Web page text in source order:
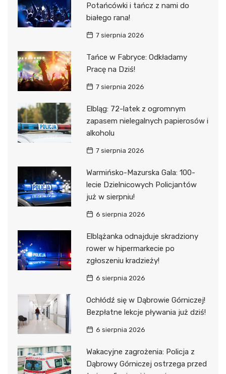
Potańcówki i tańcz z nami do
białego rana!
7 sierpnia 2026
Tańce w Fabryce: Odkładamy
Pracę na Dziś!
7 sierpnia 2026
Elbląg: 72-latek z ogromnym
zapasem nielegalnych papierosów i
alkoholu
7 sierpnia 2026
Warmińsko-Mazurska Gala: 100-
lecie Dzielnicowych Policjantów
już w sierpniu!
6 sierpnia 2026
Elblążanka odnajduje skradziony
rower w hipermarkecie po
zgłoszeniu kradzieży!
6 sierpnia 2026
Ochłódź się w Dąbrowie Górniczej!
Bezpłatne lekcje pływania już dziś!
6 sierpnia 2026
Wakacyjne zagrożenia: Policja z
Dąbrowy Górniczej ostrzega przed